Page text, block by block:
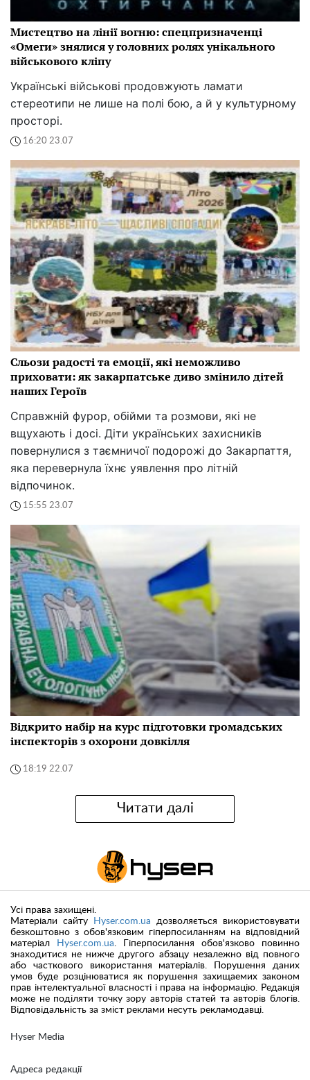
Мистецтво на лінії вогню: спецпризначенці
«Омеги» знялися у головних ролях унікального
військового кліпу
Українські військові продовжують ламати
стереотипи не лише на полі бою, а й у культурному
просторі.
16:20 23.07
Сльози радості та емоції, які неможливо
приховати: як закарпатське диво змінило дітей
наших Героїв
Справжній фурор, обійми та розмови, які не
вщухають і досі. Діти українських захисників
повернулися з таємничої подорожі до Закарпаття,
яка перевернула їхнє уявлення про літній
відпочинок.
15:55 23.07
Відкрито набір на курс підготовки громадських
інспекторів з охорони довкілля
18:19 22.07
Читати далі
Hyser Media
Адреса редакції
Усі права захищені.
Матеріали сайту
Hyser.com.ua дозволяється використовувати
безкоштовно з обов'язковим гіперпосиланням на відповідний
матеріал
Hyser.com.ua . Гіперпосилання обов'язково повинно
знаходитися не нижче другого абзацу незалежно від повного
або часткового використання матеріалів. Порушення даних
умов буде розцінюватися як порушення захищаемих законом
прав інтелектуальної власності і права на інформацію. Редакція
може не поділяти точку зору авторів статей та авторів блогів.
Відповідальність за зміст реклами несуть рекламодавці.